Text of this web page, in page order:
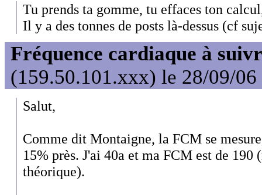
Tu prends ta gomme, tu effaces ton
Il y a des tonnes de posts là-dessus (cf
Fréquence cardiaque à
(159.50.101.xxx) le 28/09/06
Salut,
Comme dit Montaigne, la FCM se
15% près. J'ai 40a et ma FCM est de 190
théorique).